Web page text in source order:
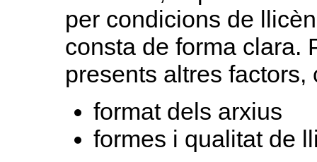
per condicions de
consta de forma clara.
presents altres factors,
format dels arxius
formes i qualitat de